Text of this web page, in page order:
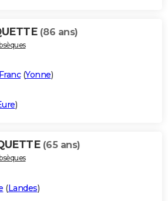
(86 ans)
(Yonne)
)
(65 ans)
(Landes)